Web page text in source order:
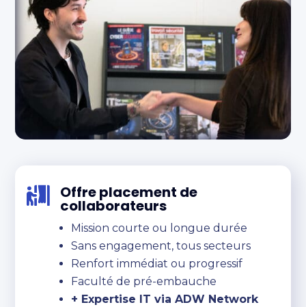
 Offre placement de
collaborateurs
Mission courte ou longue durée
Sans engagement, tous secteurs
Renfort immédiat ou progressif
Faculté de pré-embauche
+ Expertise IT via ADW Network